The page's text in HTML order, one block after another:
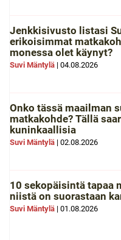
Jenkkisivusto listasi
erikoisimmat
monessa olet käynyt?
Suvi Mäntylä | 04.08.2026
Onko tässä maailman
matkakohde? Tällä
kuninkaallisia
Suvi Mäntylä | 02.08.2026
10 sekopäisintä tapaa
niistä on suorastaan
Suvi Mäntylä | 01.08.2026